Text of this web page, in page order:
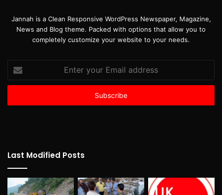
Jannah is a Clean Responsive WordPress Newspaper, Magazine,
News and Blog theme. Packed with options that allow you to
completely customize your website to your needs.
your
Email
Last Modified Posts